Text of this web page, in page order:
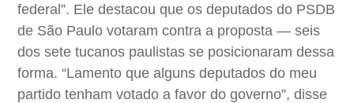
federal”. Ele destacou que os deputados do PSDB
de São Paulo votaram contra a proposta — seis
dos sete tucanos paulistas se posicionaram dessa
forma. “Lamento que alguns deputados do meu
partido tenham votado a favor do governo”, disse